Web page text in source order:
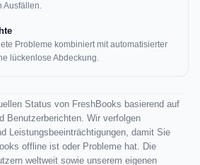
Ausfällen.
Probleme kombiniert mit automatisierter
lückenlose Abdeckung.
Status von FreshBooks basierend auf
Benutzerberichten. Wir verfolgen
Leistungsbeeinträchtigungen, damit Sie
offline ist oder Probleme hat. Die
weltweit sowie unserem eigenen